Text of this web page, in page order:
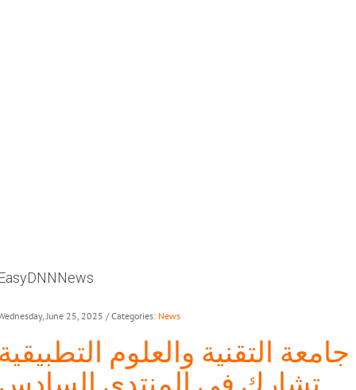
June 25, 2025 / Categories: News
جامعة التقنية والعلوم